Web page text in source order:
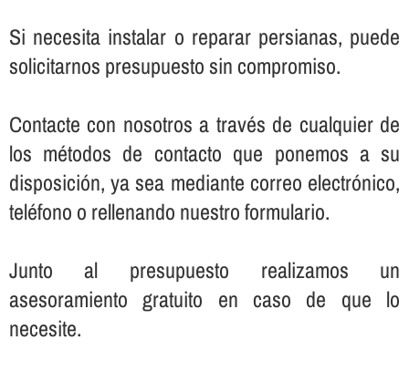
Si necesita instalar o reparar persianas, puede
solicitarnos presupuesto sin compromiso.
Contacte con nosotros a través de cualquier de
los métodos de contacto que ponemos a su
disposición, ya sea mediante correo electrónico,
teléfono o rellenando nuestro formulario.
Junto al presupuesto realizamos un
asesoramiento gratuito en caso de que lo
necesite.